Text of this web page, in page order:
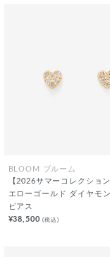
BLOOM ブルーム
【2026サマーコレクショ
エローゴールド ダイヤモ
ピアス
¥38,500(税込)